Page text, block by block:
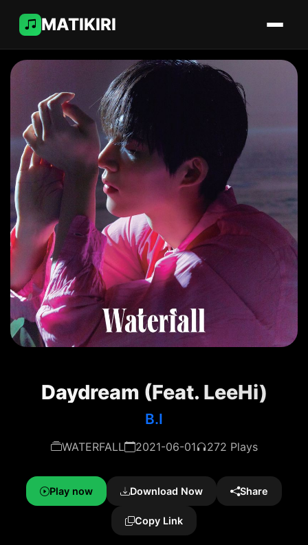
MATIKIRI
Daydream (Feat. LeeHi)
B.I
WATERFALL 2021-06-01 272 Plays
Play now Download Now Share
Copy Link